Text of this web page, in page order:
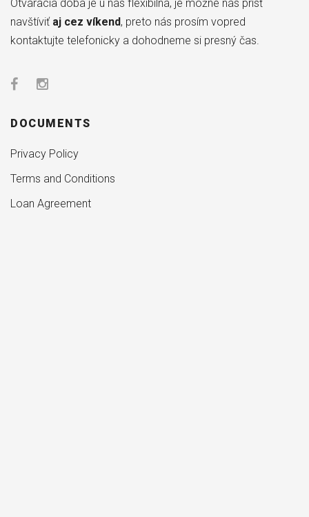
Otváracia doba je u nás flexibilná, je možné nás prísť
navštíviť aj cez víkend, preto nás prosím vopred
kontaktujte telefonicky a dohodneme si presný čas.
DOCUMENTS
Privacy Policy
Terms and Conditions
Loan Agreement